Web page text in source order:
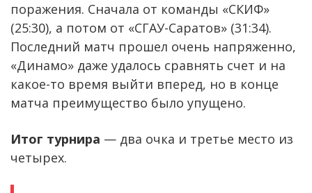
поражения. Сначала от команды «СКИФ»
(25:30), а потом от «СГАУ-Саратов» (31:34).
Последний матч прошел очень напряженно,
«Динамо» даже удалось сравнять счет и на
какое-то время выйти вперед, но в конце
матча преимущество было упущено.
Итог турнира — два очка и третье место из
четырех.